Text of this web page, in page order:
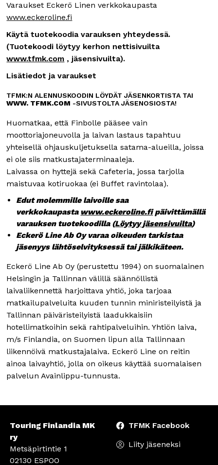
Varaukset Eckerö Linen verkkokaupasta
www.eckeroline.fi
Käytä tuotekoodia varauksen yhteydessä.
(Tuotekoodi löytyy kerhon nettisivuilta
www.tfmk.com , jäsensivuilta).
Lisätiedot ja varaukset
TFMK:N ALENNUSKOODIN LÖYDÄT JÄSENKORTISTA TAI
WWW. TFMK.COM -SIVUSTOLTA JÄSENOSIOSTA!
Huomatkaa, että Finbolle pääsee vain
moottoriajoneuvolla ja laivan lastaus tapahtuu
yhteisellä ohjauskuljetuksella satama-alueilla, joissa
ei ole siis matkustajaterminaaleja.
Laivassa on hyttejä sekä Cafeteria, jossa tarjolla
maistuvaa kotiruokaa (ei Buffet ravintolaa).
Edut molemmille laivoille saa
verkkokaupasta www.eckeroline.fipäivittämällä
varauksen tuotekoodilla (Löytyy jäsensivuilta)
Eckerö Line Ab Oy varaa oikeuden tarkistaa
jäsenyys lähtöselvityksessä tai jälkikäteen.
Eckerö Line Ab Oy (perustettu 1994) on suomalainen
Helsingin ja Tallinnan välillä säännöllistä
laivaliikennettä harjoittava yhtiö, joka tarjoaa
matkailupalveluita kuuden tunnin miniristeilyistä ja
Tallinnan päiväristeilyistä laadukkaisiin
hotellimatkoihin sekä rahtipalveluihin. Yhtiön laiva,
m/s Finlandia, on Suomen lipun alla Tallinnaan
liikennöivä matkustajalaiva. Eckerö Line on reitin
ainoa laivayhtiö, jolla on oikeus käyttää suomalaisen
palvelun Avainlippu-tunnusta.
Touring Finlandia MK
ry
Metsäpirtintie 1
02130 ESPOO
TFMK Facebook
Liity jäseneksi